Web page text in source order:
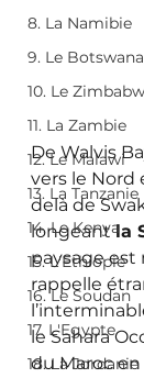
8. La Namibie
9. Le Botswana
10. Le
11. La Zambie
12. Le Malawi
13. La Tanzanie
14. Le Kenya
15. L'Ethiopie
16. Le Soudan
17. L'Egypte
18. La Jordanie
De Walvis
vers le Nord
delà de
longeant la
paysage
rappelle
le Sahara
du Maroc en